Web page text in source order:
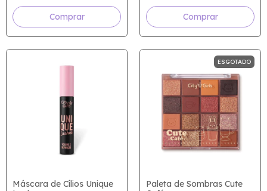
Comprar
Máscara de Cílios Unique
ESGOTADO
Paleta de Sombras Cute